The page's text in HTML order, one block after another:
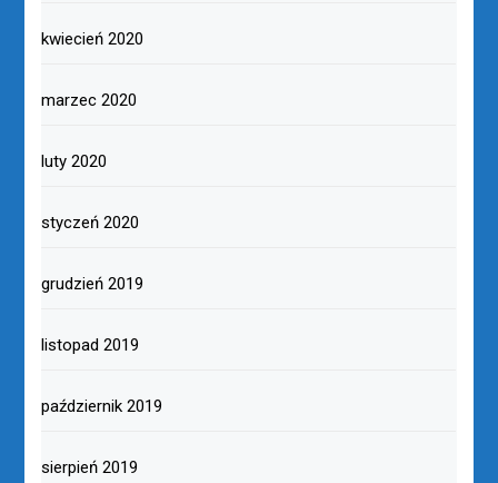
kwiecień 2020
marzec 2020
luty 2020
styczeń 2020
grudzień 2019
listopad 2019
październik 2019
sierpień 2019